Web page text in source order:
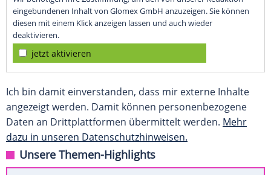
eingebundenen Inhalt von Glomex GmbH anzuzeigen. Sie können
diesen mit einem Klick anzeigen lassen und auch wieder
deaktivieren.
jetzt aktivieren
Ich bin damit einverstanden, dass mir externe Inhalte
angezeigt werden. Damit können personenbezogene
Daten an Drittplattformen übermittelt werden. Mehr
dazu in unseren Datenschutzhinweisen.
Unsere Themen-Highlights